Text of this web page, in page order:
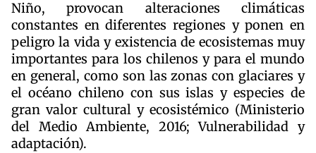
Niño, provocan alteraciones climáticas
constantes en diferentes regiones y ponen en
peligro la vida y existencia de ecosistemas muy
importantes para los chilenos y para el mundo
en general, como son las zonas con glaciares y
el océano chileno con sus islas y especies de
gran valor cultural y ecosistémico (Ministerio
del Medio Ambiente, 2016; Vulnerabilidad y
adaptación).